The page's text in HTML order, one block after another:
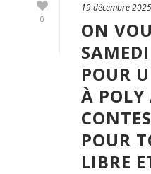
0
19 décembre 2025
ON
POUR
À POLY
POUR
LIBRE